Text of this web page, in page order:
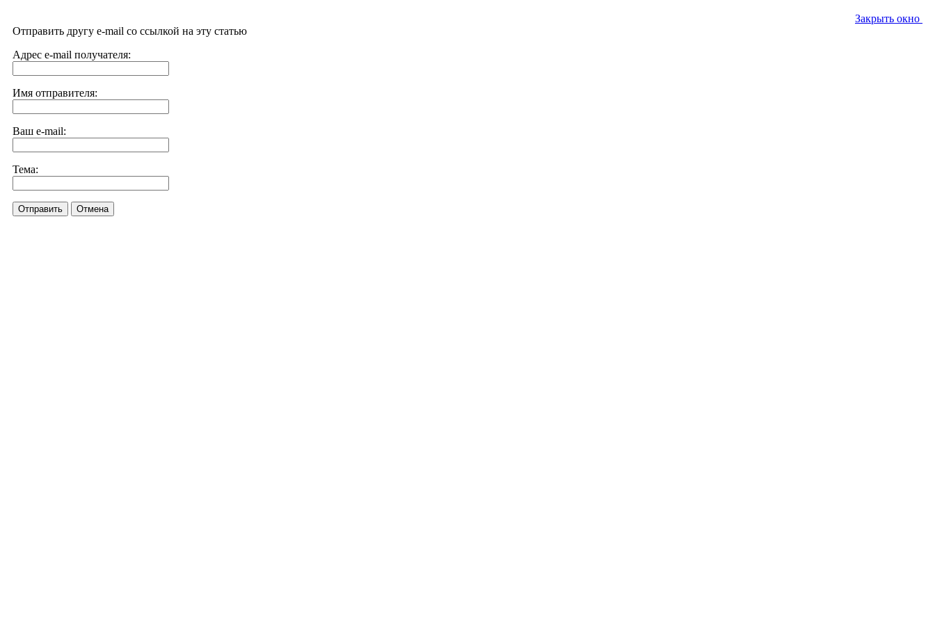
Закрыть окно
Отправить другу e-mail со ссылкой на эту статью
Адрес e-mail получателя:
Имя отправителя:
Ваш e-mail:
Тема:
Отправить Отмена